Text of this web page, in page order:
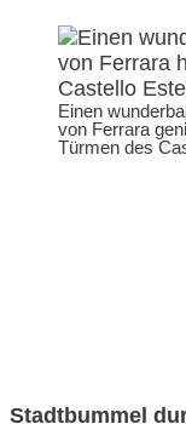
Einen
von Ferrara
Türmen des
Stadtbummel